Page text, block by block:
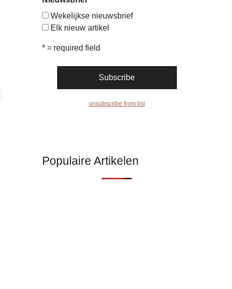
Wekelijkse nieuwsbrief
Elk nieuw artikel
* = required field
unsubscribe from list
Populaire Artikelen